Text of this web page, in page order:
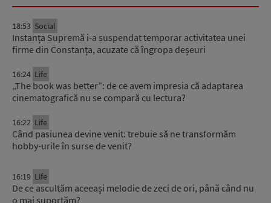
18:53 Social
Instanța Supremă i-a suspendat temporar activitatea unei
firme din Constanța, acuzate că îngropa deșeuri
16:24 Life
„The book was better”: de ce avem impresia că adaptarea
cinematografică nu se compară cu lectura?
16:22 Life
Când pasiunea devine venit: trebuie să ne transformăm
hobby-urile în surse de venit?
16:19 Life
De ce ascultăm aceeași melodie de zeci de ori, până când nu
o mai suportăm?